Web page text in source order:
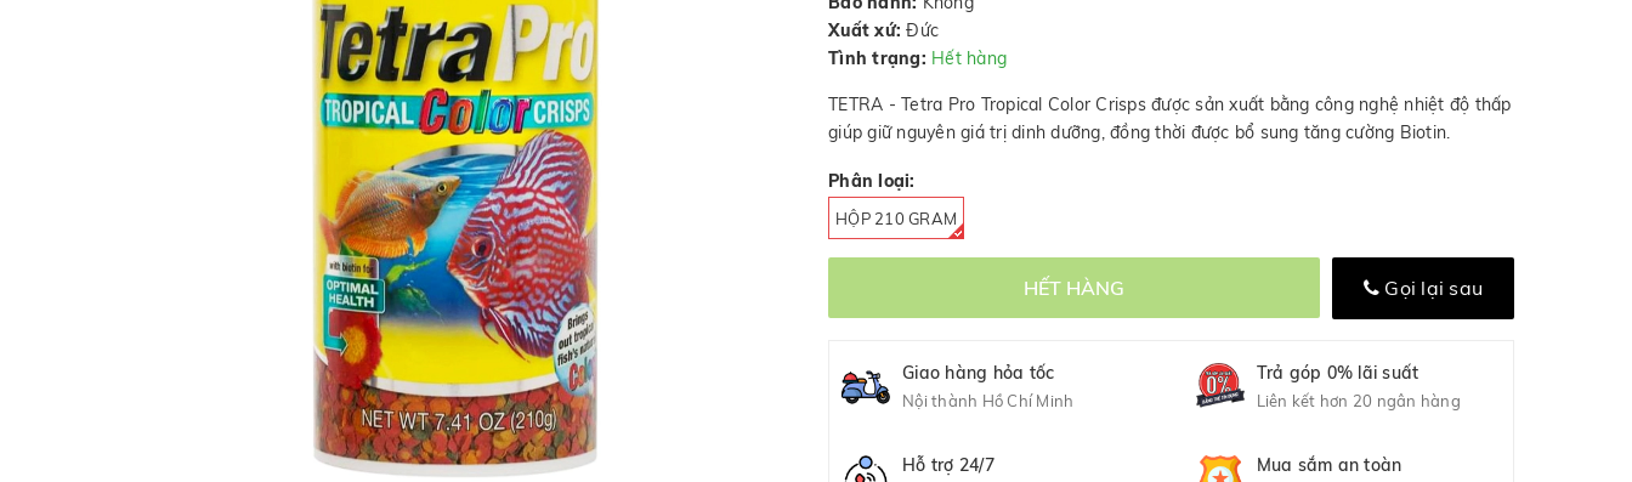
Xuất xứ: Đức
Tình trạng: Hết hàng
TETRA - Tetra Pro Tropical Color Crisps được sản xuất bằng công nghệ nhiệt độ thấp
giúp giữ nguyên giá trị dinh dưỡng, đồng thời được bổ sung tăng cường Biotin.
Phân loại:
HỘP 210 GRAM
HẾT HÀNG Gọi lại sau
Giao hàng hỏa tốc
Nội thành Hồ Chí Minh
Trả góp 0% lãi suất
Liên kết hơn 20 ngân hàng
Hỗ trợ 24/7 Mua sắm an toàn